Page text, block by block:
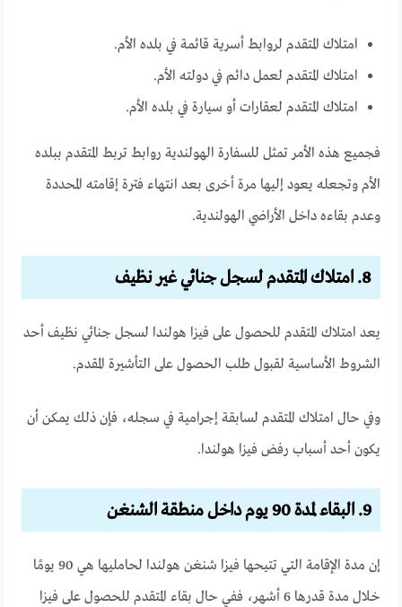
امتلاك المتقدم لروابط أسرية قائمة في بلده الأم.
امتلاك المتقدم لعمل دائم في دولته الأم.
امتلاك المتقدم لعقارات أو سيارة في بلده الأم.
فجميع هذه الأمر تمثل للسفارة الهولندية روابط تربط المتقدم ببلده
الأم وتجعله يعود إليها مرة أخرى بعد انتهاء فترة إقامته المحددة
وعدم بقاءه داخل الأراضي الهولندية.
8. امتلاك المتقدم لسجل جنائي غير نظيف
يعد امتلاك المتقدم للحصول على فيزا هولندا لسجل جنائي نظيف أحد
الشروط الأساسية لقبول طلب الحصول على التأشيرة المقدم.
وفي حال امتلاك المتقدم لسابقة إجرامية في سجله، فإن ذلك يمكن أن
يكون أحد أسباب رفض فيزا هولندا.
9. البقاء لمدة 90 يوم داخل منطقة الشنغن
إن مدة الإقامة التي تتيحها فيزا شنغن هولندا لحامليها هي 90 يومًا
خلال مدة قدرها 6 أشهر، ففي حال بقاء المتقدم للحصول على فيزا